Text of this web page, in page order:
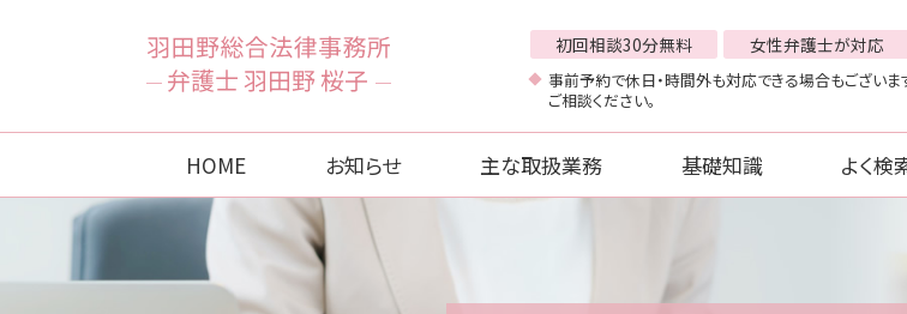
初回相談30分無料 女性弁護士が対応
事前予約で休日・時間外も対応できる場合もございま
ご相談ください。
HOME お知らせ 主な取扱業務 基礎知識 よく検